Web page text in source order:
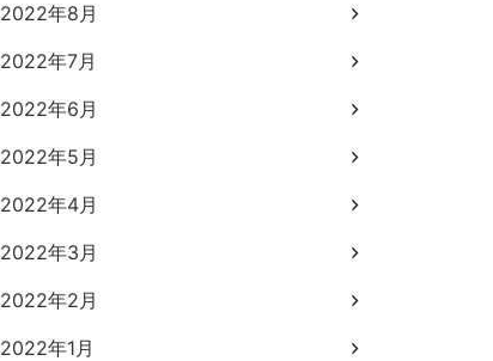
2022年8月
2022年7月
2022年6月
2022年5月
2022年4月
2022年3月
2022年2月
2022年1月